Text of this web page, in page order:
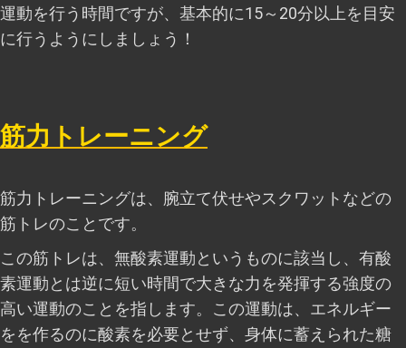
運動を行う時間ですが、基本的に15～20分以上を目安
に行うようにしましょう！
筋力トレーニング
筋力トレーニングは、腕立て伏せやスクワットなどの
筋トレのことです。
この筋トレは、無酸素運動というものに該当し、有酸
素運動とは逆に短い時間で大きな力を発揮する強度の
高い運動のことを指します。この運動は、エネルギー
をを作るのに酸素を必要とせず、身体に蓄えられた糖